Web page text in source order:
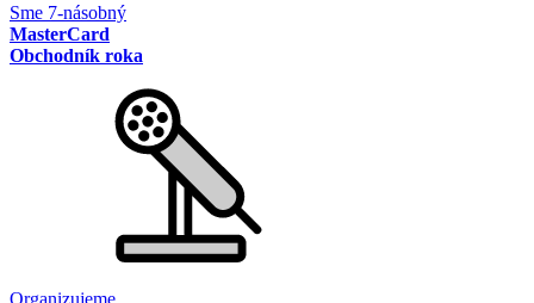
Sme 7-násobný
MasterCard
Obchodník roka
Organizujeme